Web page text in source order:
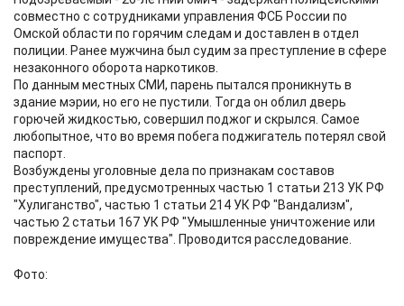
совместно с сотрудниками управления ФСБ России по
Омской области по горячим следам и доставлен в отдел
полиции. Ранее мужчина был судим за преступление в сфере
незаконного оборота наркотиков.
По данным местных СМИ, парень пытался проникнуть в
здание мэрии, но его не пустили. Тогда он облил дверь
горючей жидкостью, совершил поджог и скрылся. Самое
любопытное, что во время побега поджигатель потерял свой
паспорт.
Возбуждены уголовные дела по признакам составов
преступлений, предусмотренных частью 1 статьи 213 УК РФ
"Хулиганство", частью 1 статьи 214 УК РФ "Вандализм",
частью 2 статьи 167 УК РФ "Умышленные уничтожение или
повреждение имущества". Проводится расследование.
Фото: